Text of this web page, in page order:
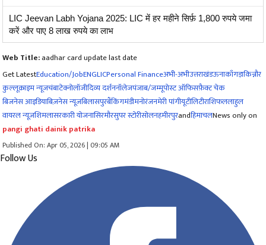
LIC Jeevan Labh Yojana 2025: LIC में हर महीने सिर्फ़ 1,800 रुपये जमा
करें और पाए 8 लाख रुपये का लाभ
Web Title:aadhar card update last date
Get LatestEducation/JobENGLICPersonal Financeअभी-अभीउत्तराखंडऊनाकाँगड़ाकिन्नौर
कुल्लूक्राइम न्यूजचंबाटेक्नोलॉजीदिव्य दर्शननॉलेजपंजाब/जम्मूपोस्ट ऑफिसफ़ैक्ट चेक
बिजनेस आइडियाबिज़नेस न्यूज़बिलासपुरबैंकिंगमंडीमनोरंजनमेरी पांगीयूटीलिटीराशिफललाहुल
वायरल न्यूज़शिमलासरकारी योजनासिरमौरसुपर स्टोरीसोलनहमीरपुरandहिमाचलNews only on
pangi ghati dainik patrika
Published On: Apr 05, 2026 | 09:05 AM
Follow Us